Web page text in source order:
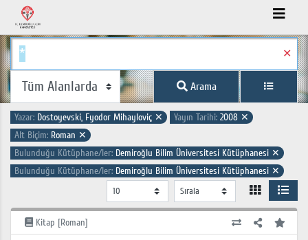
✕
Arama
Yazar: Dostoyevski, Fyodor Mihayloviç ✕ Yayın Tarihi: 2008 ✕
Alt Biçim: Roman ✕
Bulunduğu Kütüphane/ler: Demiroğlu Bilim Üniversitesi Kütüphanesi ✕
Bulunduğu Kütüphane/ler: Demiroğlu Bilim Üniversitesi Kütüphanesi ✕
Kitap [Roman]